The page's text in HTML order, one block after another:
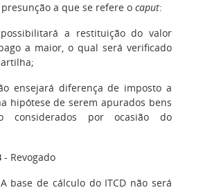
a que se refere o caput:
a restituição do valor
a maior, o qual será verificado
diferença de imposto a
hipótese de serem apurados bens
considerados por ocasião do
- Revogado
base de cálculo do ITCD não será